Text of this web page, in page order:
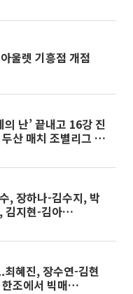
울렛 기흥점 개점
의 난’ 끝내고 16강 진
산 매치 조별리그 3
, 장하나-김수지, 박
김지현-김아
최혜진, 장수연-김현
조에서 빅매